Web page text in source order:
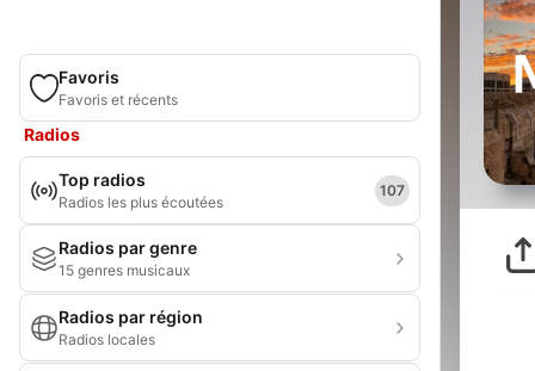
Favoris
Favoris et récents
Radios
Top radios
Radios les plus écoutées
107
Radios par genre
15 genres musicaux
Radios par région
Radios locales